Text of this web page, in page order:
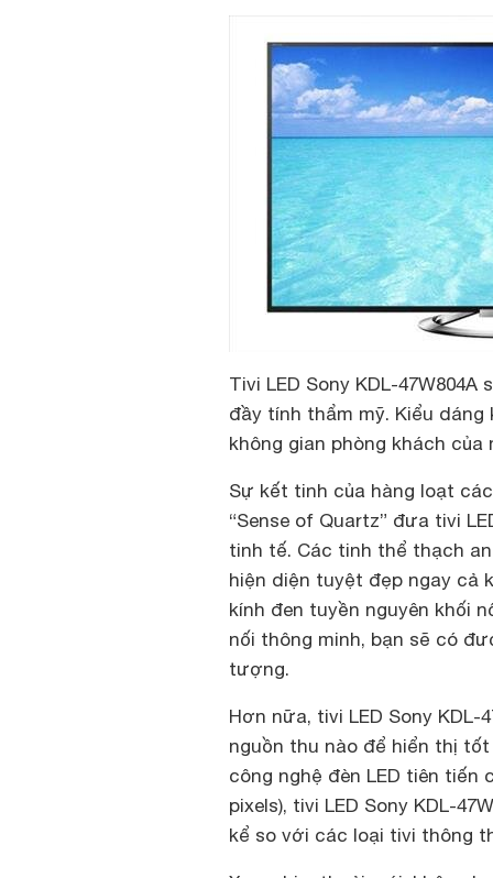
Tivi LED Sony KDL-
đầy tính thẩm mỹ. Kiểu
không gian phòng khách
Sự kết tinh của hàng loạt
“Sense of Quartz” đưa tivi
tinh tế. Các tinh thể thạch
hiện diện tuyệt đẹp ngay cả
kính đen tuyền nguyên khối
nối thông minh, bạn sẽ có
tượng.
Hơn nữa, tivi LED Sony
nguồn thu nào để hiển thị
công nghệ đèn LED tiên tiến
pixels), tivi LED Sony KDL-
kể so với các loại tivi thông